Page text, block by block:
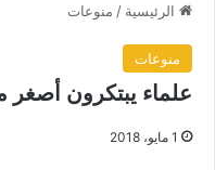
الرئيسية / منوعات
منوعات
علماء يبتكرون
1 مايو، 2018